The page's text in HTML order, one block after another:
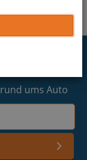
vorbei an
ums Auto